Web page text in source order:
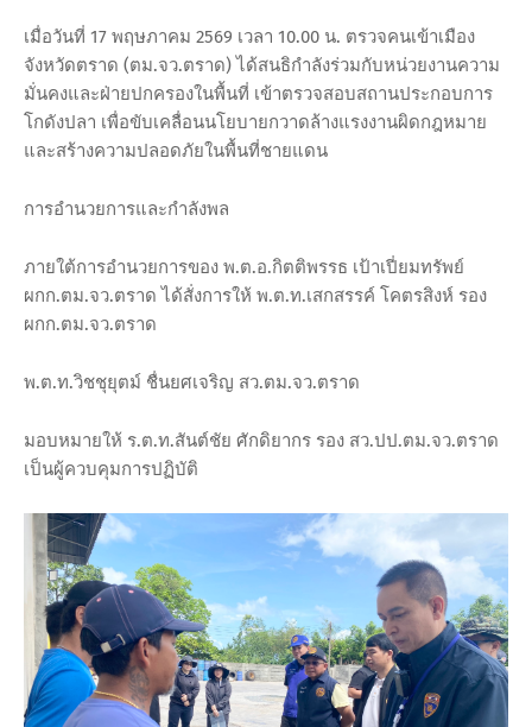
เมื่อวันที่ 17 พฤษภาคม 2569 เวลา 10.00 น. ตรวจคนเข้าเมือง
จังหวัดตราด (ตม.จว.ตราด) ได้สนธิกำลังร่วมกับหน่วยงานความ
มั่นคงและฝ่ายปกครองในพื้นที่ เข้าตรวจสอบสถานประกอบการ
โกดังปลา เพื่อขับเคลื่อนนโยบายกวาดล้างแรงงานผิดกฎหมาย
และสร้างความปลอดภัยในพื้นที่ชายแดน
การอำนวยการและกำลังพล
ภายใต้การอำนวยการของ พ.ต.อ.กิตติพรรธ เป้าเปี่ยมทรัพย์
ผกก.ตม.จว.ตราด ได้สั่งการให้ พ.ต.ท.เสกสรรค์ โคตรสิงห์ รอง
ผกก.ตม.จว.ตราด
พ.ต.ท.วิชชุยุตม์ ชื่นยศเจริญ สว.ตม.จว.ตราด
มอบหมายให้ ร.ต.ท.สันต์ชัย ศักดิยากร รอง สว.ปป.ตม.จว.ตราด
เป็นผู้ควบคุมการปฏิบัติ